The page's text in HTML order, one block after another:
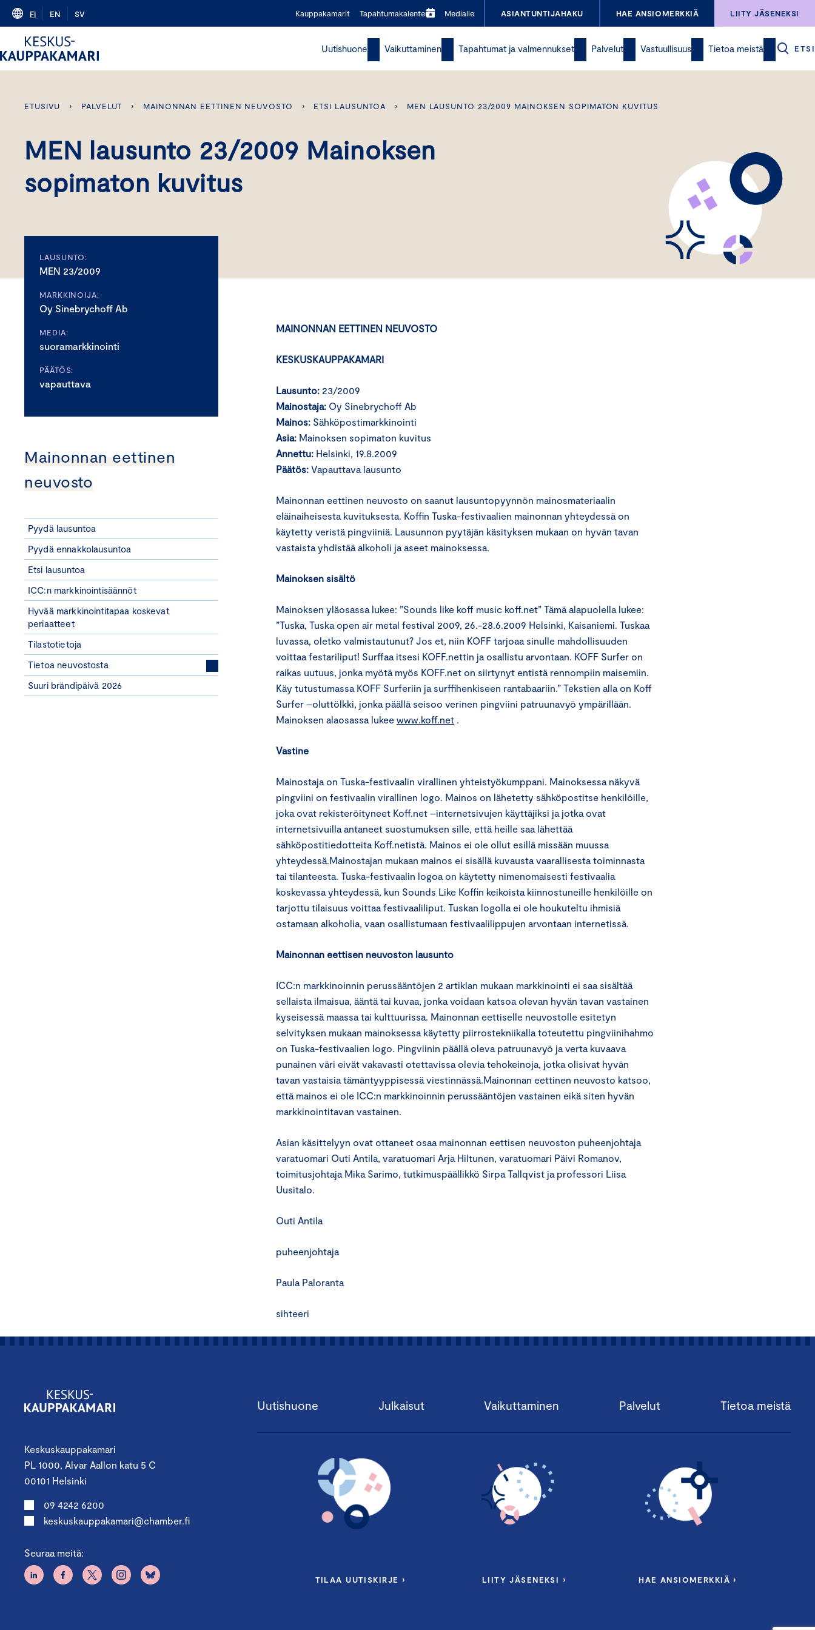
Skip
content
FI EN SV Kauppakamarit Tapahtumakalenteri Medialle ASIANTUNTIJAHAKU HAE ANSIOMERKKIÄ LIITY JÄSENEKSI
Uutishuone Vaikuttaminen Tapahtumat ja valmennukset Palvelut Vastuullisuus Tietoa meistä ETSI
ETUSIVU › PALVELUT › MAINONNAN EETTINEN NEUVOSTO › ETSI LAUSUNTOA › MEN LAUSUNTO 23/2009 MAINOKSEN SOPIMATON KUVITUS
MEN lausunto 23/2009 Mainoksen
sopimaton kuvitus
LAUSUNTO:
MEN 23/2009
MARKKINOIJA:
Oy Sinebrychoff Ab
MEDIA:
suoramarkkinointi
PÄÄTÖS:
vapauttava
Mainonnan eettinen
neuvosto
Pyydä lausuntoa
Pyydä ennakkolausuntoa
Etsi lausuntoa
ICC:n markkinointisäännöt
Hyvää markkinointitapaa koskevat
periaatteet
Tilastotietoja
Tietoa neuvostosta
Suuri brändipäivä 2026
MAINONNAN EETTINEN NEUVOSTO
KESKUSKAUPPAKAMARI
Lausunto: 23/2009
Mainostaja: Oy Sinebrychoff Ab
Mainos: Sähköpostimarkkinointi
Asia: Mainoksen sopimaton kuvitus
Annettu: Helsinki, 19.8.2009
Päätös: Vapauttava lausunto
Mainonnan eettinen neuvosto on saanut lausuntopyynnön mainosmateriaalin
eläinaiheisesta kuvituksesta. Koffin Tuska-festivaalien mainonnan yhteydessä on
käytetty veristä pingviiniä. Lausunnon pyytäjän käsityksen mukaan on hyvän tavan
vastaista yhdistää alkoholi ja aseet mainoksessa.
Mainoksen sisältö
Mainoksen yläosassa lukee: ”Sounds like koff music koff.net” Tämä alapuolella lukee:
”Tuska, Tuska open air metal festival 2009, 26.-28.6.2009 Helsinki, Kaisaniemi. Tuskaa
luvassa, oletko valmistautunut? Jos et, niin KOFF tarjoaa sinulle mahdollisuuden
voittaa festariliput! Surffaa itsesi KOFF.nettin ja osallistu arvontaan. KOFF Surfer on
raikas uutuus, jonka myötä myös KOFF.net on siirtynyt entistä rennompiin maisemiin.
Käy tutustumassa KOFF Surferiin ja surffihenkiseen rantabaariin.” Tekstien alla on Koff
Surfer –oluttölkki, jonka päällä seisoo verinen pingviini patruunavyö ympärillään.
Mainoksen alaosassa lukee www.koff.net .
Vastine
Mainostaja on Tuska-festivaalin virallinen yhteistyökumppani. Mainoksessa näkyvä
pingviini on festivaalin virallinen logo. Mainos on lähetetty sähköpostitse henkilöille,
joka ovat rekisteröityneet Koff.net –internetsivujen käyttäjiksi ja jotka ovat
internetsivuilla antaneet suostumuksen sille, että heille saa lähettää
sähköpostitiedotteita Koff.netistä. Mainos ei ole ollut esillä missään muussa
yhteydessä.Mainostajan mukaan mainos ei sisällä kuvausta vaarallisesta toiminnasta
tai tilanteesta. Tuska-festivaalin logoa on käytetty nimenomaisesti festivaalia
koskevassa yhteydessä, kun Sounds Like Koffin keikoista kiinnostuneille henkilöille on
tarjottu tilaisuus voittaa festivaaliliput. Tuskan logolla ei ole houkuteltu ihmisiä
ostamaan alkoholia, vaan osallistumaan festivaalilippujen arvontaan internetissä.
Mainonnan eettisen neuvoston lausunto
ICC:n markkinoinnin perussääntöjen 2 artiklan mukaan markkinointi ei saa sisältää
sellaista ilmaisua, ääntä tai kuvaa, jonka voidaan katsoa olevan hyvän tavan vastainen
kyseisessä maassa tai kulttuurissa. Mainonnan eettiselle neuvostolle esitetyn
selvityksen mukaan mainoksessa käytetty piirrostekniikalla toteutettu pingviinihahmo
on Tuska-festivaalien logo. Pingviinin päällä oleva patruunavyö ja verta kuvaava
punainen väri eivät vakavasti otettavissa olevia tehokeinoja, jotka olisivat hyvän
tavan vastaisia tämäntyyppisessä viestinnässä.Mainonnan eettinen neuvosto katsoo,
että mainos ei ole ICC:n markkinoinnin perussääntöjen vastainen eikä siten hyvän
markkinointitavan vastainen.
Asian käsittelyyn ovat ottaneet osaa mainonnan eettisen neuvoston puheenjohtaja
varatuomari Outi Antila, varatuomari Arja Hiltunen, varatuomari Päivi Romanov,
toimitusjohtaja Mika Sarimo, tutkimuspäällikkö Sirpa Tallqvist ja professori Liisa
Uusitalo.
Outi Antila
puheenjohtaja
Paula Paloranta
sihteeri
Keskuskauppakamari
PL 1000, Alvar Aallon katu 5 C
00101 Helsinki
09 4242 6200
keskuskauppakamari@chamber.fi
Seuraa meitä:
Uutishuone Julkaisut Vaikuttaminen Palvelut Tietoa meistä
TILAA UUTISKIRJE › LIITY JÄSENEKSI › HAE ANSIOMERKKIÄ ›